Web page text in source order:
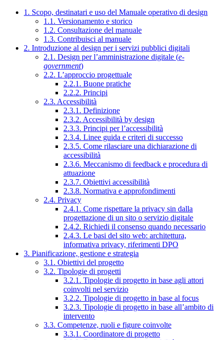
1. Scopo, destinatari e uso del Manuale operativo di design
1.1. Versionamento e storico
1.2. Consultazione del manuale
1.3. Contribuisci al manuale
2. Introduzione al design per i servizi pubblici digitali
2.1. Design per l’amministrazione digitale (e-
government)
2.2. L’approccio progettuale
2.2.1. Buone pratiche
2.2.2. Principi
2.3. Accessibilità
2.3.1. Definizione
2.3.2. Accessibilità by design
2.3.3. Principi per l’accessibilità
2.3.4. Linee guida e criteri di successo
2.3.5. Come rilasciare una dichiarazione di
accessibilità
2.3.6. Meccanismo di feedback e procedura di
attuazione
2.3.7. Obiettivi accessibilità
2.3.8. Normativa e approfondimenti
2.4. Privacy
2.4.1. Come rispettare la privacy sin dalla
progettazione di un sito o servizio digitale
2.4.2. Richiedi il consenso quando necessario
2.4.3. Le basi del sito web: architettura,
informativa privacy, riferimenti DPO
3. Pianificazione, gestione e strategia
3.1. Obiettivi del progetto
3.2. Tipologie di progetti
3.2.1. Tipologie di progetto in base agli attori
coinvolti nel servizio
3.2.2. Tipologie di progetto in base al focus
3.2.3. Tipologie di progetto in base all’ambito di
intervento
3.3. Competenze, ruoli e figure coinvolte
3.3.1. Coordinatore di progetto